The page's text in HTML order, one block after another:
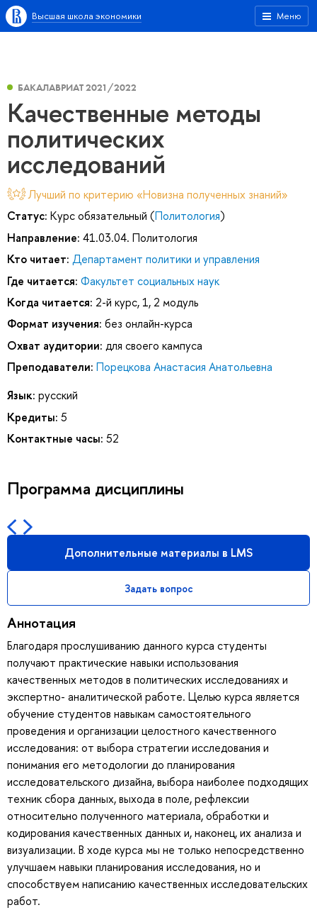
Меню
Высшая школа экономики
БАКАЛАВРИАТ 2021/2022
Качественные методы
политических
исследований
Лучший по критерию «Новизна полученных знаний»
Статус: Курс обязательный (Политология)
Направление: 41.03.04. Политология
Кто читает: Департамент политики и управления
Где читается: Факультет социальных наук
Когда читается: 2-й курс, 1, 2 модуль
Формат изучения: без онлайн-курса
Охват аудитории: для своего кампуса
Преподаватели: Порецкова Анастасия Анатольевна
Язык: русский
Кредиты: 5
Контактные часы: 52
Программа дисциплины
Дополнительные материалы в LMS
Задать вопрос
Аннотация
Благодаря прослушиванию данного курса студенты
получают практические навыки использования
качественных методов в политических исследованиях и
экспертно- аналитической работе. Целью курса является
обучение студентов навыкам самостоятельного
проведения и организации целостного качественного
исследования: от выбора стратегии исследования и
понимания его методологии до планирования
исследовательского дизайна, выбора наиболее подходящих
техник сбора данных, выхода в поле, рефлексии
относительно полученного материала, обработки и
кодирования качественных данных и, наконец, их анализа и
визуализации. В ходе курса мы не только непосредственно
улучшаем навыки планирования исследования, но и
способствуем написанию качественных исследовательских
работ.